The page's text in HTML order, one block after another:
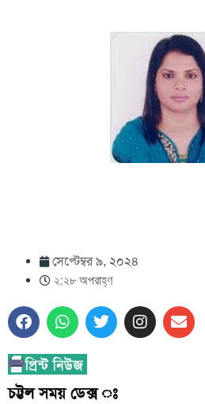
সেপ্টেম্বর ৯, ২০২৪
২:২৮ অপরাহ্ণ
চট্টল সময় ডেক্স ঃ